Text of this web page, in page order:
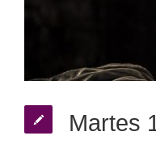
Martes